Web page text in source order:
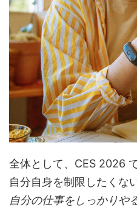
全体として、CES 2026
自分自身を制限したくな
自分の仕事をしっかりや